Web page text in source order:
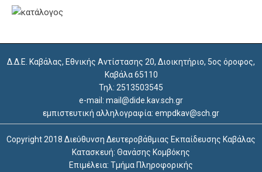
Δ.Δ.Ε. Καβάλας, Εθνικής Αντίστασης 20, Διοικητήριο, 5ος όροφος,
Καβάλα 65110
Τηλ: 2513503545
e-mail: mail@dide.kav.sch.gr
εμπιστευτική αλληλογραφία: empdkav@sch.gr
Copyright 2018 Διεύθυνση Δευτεροβάθμιας Εκπαίδευσης Καβάλας
Κατασκευή: Θανάσης Κομβόκης
Επιμέλεια: Τμήμα Πληροφορικής